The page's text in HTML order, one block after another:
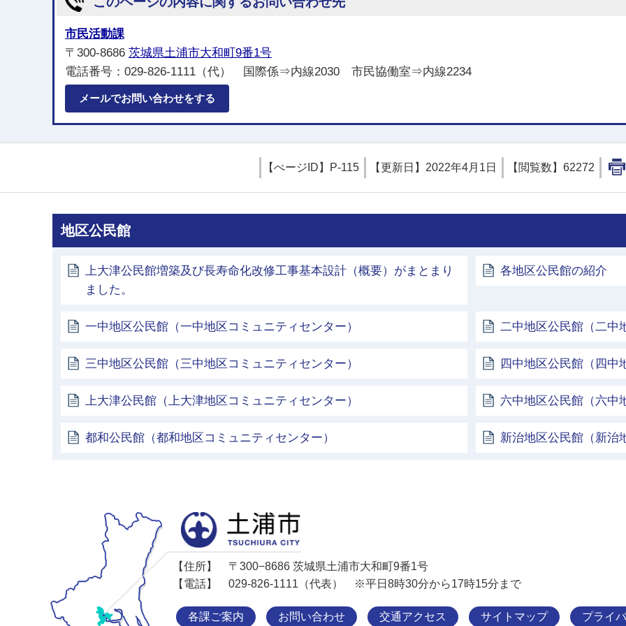
市民活動課
〒300-8686 茨城県土浦市大和町9番1号
電話番号：029-826-1111（代） 国際係⇒内線2030 市民協働室⇒内線2234
メールでお問い合わせをする
【ぺージID】 P-115 【更新日】 2022年4月1日 【閲覧数】 62272
地区公民館
上大津公民館増築及び長寿命化改修工事基本設計（概要）がまとまり
ました。
各地区公民館の紹介
一中地区公民館（一中地区コミュニティセンター） 二中地区公民館（二中
三中地区公民館（三中地区コミュニティセンター） 四中地区公民館（四中
上大津公民館（上大津地区コミュニティセンター） 六中地区公民館（六中
都和公民館（都和地区コミュニティセンター） 新治地区公民館（新治
【住所】
〒300−8686 茨城県土浦市大和町9番1号
【電話】
029-826-1111（代表） ※平日8時30分から17時15分まで
各課ご案内 お問い合わせ 交通アクセス サイトマップ プライ